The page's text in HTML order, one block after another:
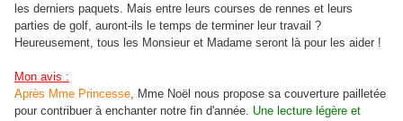
les derniers paquets. Mais entre leurs courses de rennes et leurs
parties de golf, auront-ils le temps de terminer leur travail ?
Heureusement, tous les Monsieur et Madame seront là pour les aider !
Mon avis :
Après Mme Princesse, Mme Noël nous propose sa couverture pailletée
pour contribuer à enchanter notre fin d'année. Une lecture légère et